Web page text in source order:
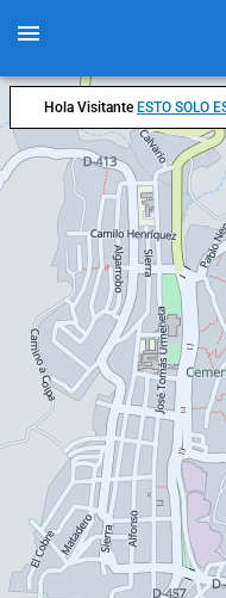
Hola Visitante ESTO SOLO